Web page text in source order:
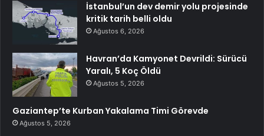
İstanbul’un dev demir yolu projesinde
kritik tarih belli oldu
Ağustos 6, 2026
Havran’da Kamyonet Devrildi: Sürücü
Yaralı, 5 Koç Öldü
Ağustos 5, 2026
Gaziantep’te Kurban Yakalama Timi Görevde
Ağustos 5, 2026